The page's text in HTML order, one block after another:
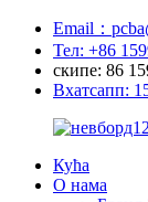
Email：
Тел: +86
скипе: 86
Вхатсапп:
Кућа
О нама